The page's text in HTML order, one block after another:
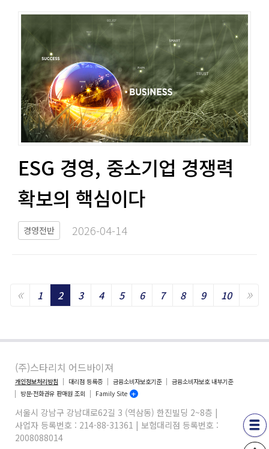
ESG 경영, 중소기업 경쟁력
확보의 핵심이다​​
경영전반 2026-04-14​
«Previous
1 2 3 4 5 6 7 8 9 10 »
(주)스타리치 어드바이져
개인정보처리방침 대리점 등록증 금융소비자보호기준
금융소비자보호 내부기준
방문·전화권유 판매원 조회
Family Site
서울시 강남구 강남대로62길 3 (역삼동) 한진빌딩 2~8층 |
사업자 등록번호 : 214-88-31361 | 보험대리점 등록번호 :
2008088014